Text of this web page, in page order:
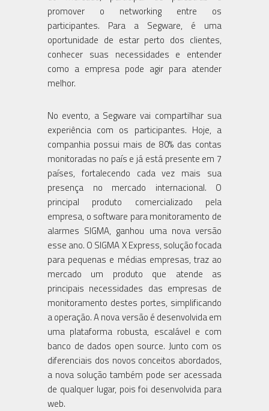
promover o networking entre os
participantes. Para a Segware, é uma
oportunidade de estar perto dos clientes,
conhecer suas necessidades e entender
como a empresa pode agir para atender
melhor.
No evento, a Segware vai compartilhar sua
experiência com os participantes. Hoje, a
companhia possui mais de 80% das contas
monitoradas no país e já está presente em 7
países, fortalecendo cada vez mais sua
presença no mercado internacional. O
principal produto comercializado pela
empresa, o software para monitoramento de
alarmes SIGMA, ganhou uma nova versão
esse ano. O SIGMA X Express, solução focada
para pequenas e médias empresas, traz ao
mercado um produto que atende as
principais necessidades das empresas de
monitoramento destes portes, simplificando
a operação. A nova versão é desenvolvida em
uma plataforma robusta, escalável e com
banco de dados open source. Junto com os
diferenciais dos novos conceitos abordados,
a nova solução também pode ser acessada
de qualquer lugar, pois foi desenvolvida para
web.